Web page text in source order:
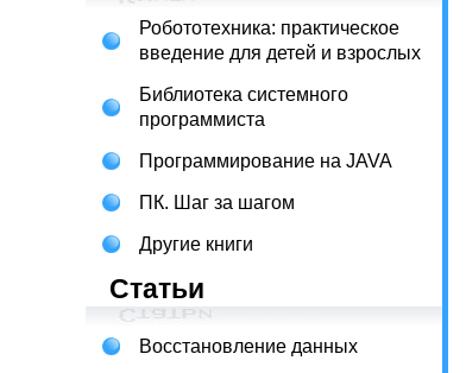
Робототехника: практическое
введение для детей и взрослых
Библиотека системного
программиста
Программирование на JAVA
ПК. Шаг за шагом
Другие книги
Статьи
Восстановление данных